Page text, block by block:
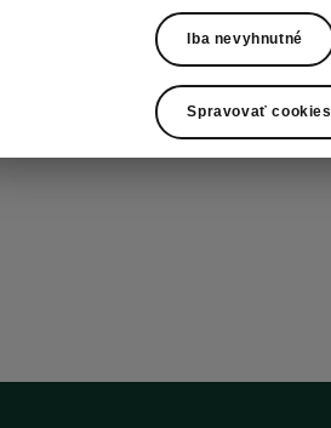
Iba nevyhnutné
Spravovať cookies